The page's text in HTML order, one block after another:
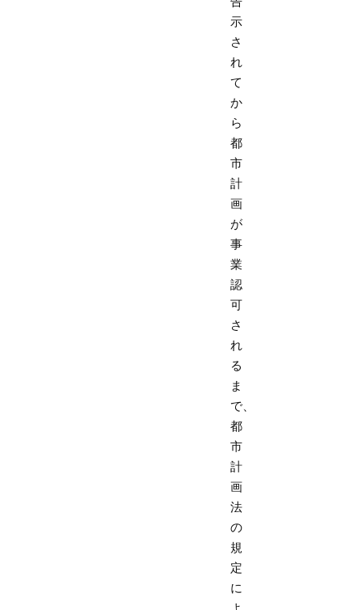
示
さ
れ
て
か
ら
都
市
計
画
が
事
業
認
可
さ
れ
る
ま
で、
都
市
計
画
法
の
規
定
に